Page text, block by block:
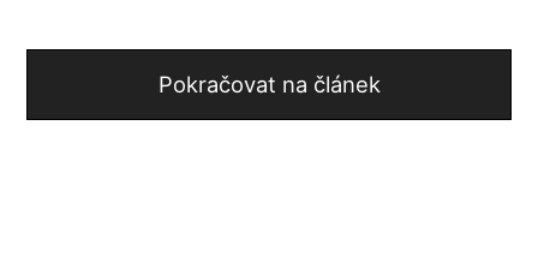
Pokračovat na článek